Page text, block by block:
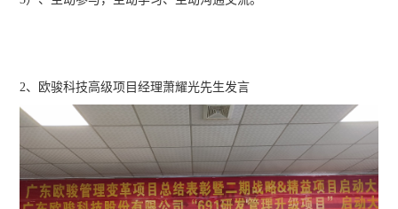
2、欧骏科技高级项目经理萧耀光先生发言